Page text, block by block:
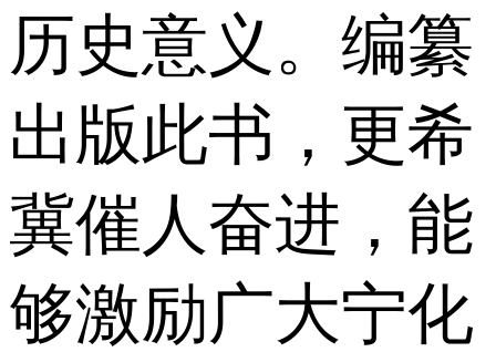
历史意义。编纂
出版此书，更希
冀催人奋进，能
够激励广大宁化